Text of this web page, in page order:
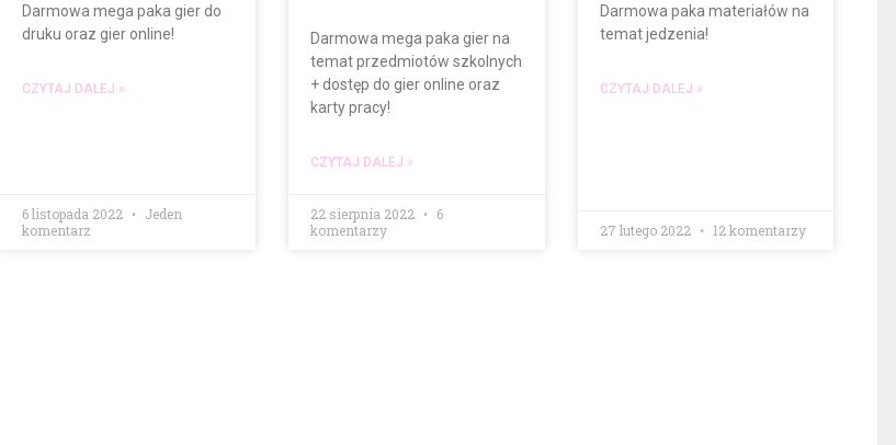
Darmowa mega paka gier do
druku oraz gier online!
CZYTAJ DALEJ »
6 listopada 2022
Jeden
komentarz
Darmowa mega paka gier na
temat przedmiotów szkolnych
+ dostęp do gier online oraz
karty pracy!
CZYTAJ DALEJ »
22 sierpnia 2022
6
komentarzy
Darmowa paka materiałów na
temat jedzenia!
CZYTAJ DALEJ »
27 lutego 2022 12 komentarzy